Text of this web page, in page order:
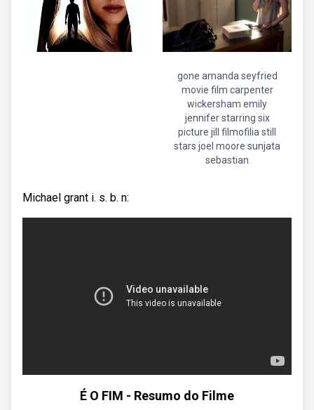
gone amanda seyfried
movie film carpenter
wickersham emily
jennifer starring six
picture jill filmofilia still
stars joel moore sunjata
sebastian
Michael grant i. s. b. n:
É O FIM - Resumo do Filme